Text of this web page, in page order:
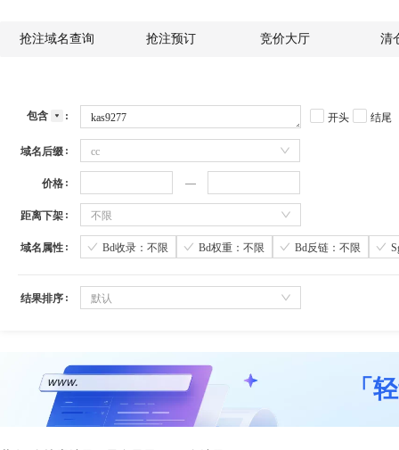
抢注域名查询 抢注预订 竞价大厅 清
包含 开头 结尾
域名后缀 cc
价格
距离下架 不限
域名属性 Bd收录：不限 Bd权重：不限 Bd反链：不限
结果排序 默认
「